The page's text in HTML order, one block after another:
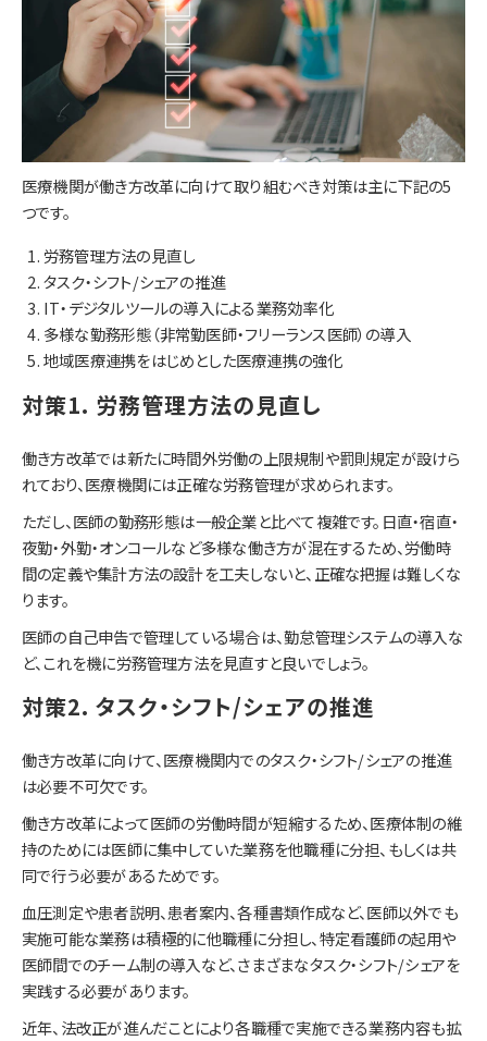
医療機関が働き方改革に向けて取り組むべき対策は主に下記の5
つです。
労務管理方法の見直し
タスク・シフト/シェアの推進
IT・デジタルツールの導入による業務効率化
多様な勤務形態（非常勤医師・フリーランス医師）の導入
地域医療連携をはじめとした医療連携の強化
対策1. 労務管理方法の見直し
働き方改革では新たに時間外労働の上限規制や罰則規定が設けら
れており、医療機関には正確な労務管理が求められます。
ただし、医師の勤務形態は一般企業と比べて複雑です。日直・宿直・
夜勤・外勤・オンコールなど多様な働き方が混在するため、労働時
間の定義や集計方法の設計を工夫しないと、正確な把握は難しくな
ります。
医師の自己申告で管理している場合は、勤怠管理システムの導入な
ど、これを機に労務管理方法を見直すと良いでしょう。
対策2. タスク・シフト/シェアの推進
働き方改革に向けて、医療機関内でのタスク・シフト/シェアの推進
は必要不可欠です。
働き方改革によって医師の労働時間が短縮するため、医療体制の維
持のためには医師に集中していた業務を他職種に分担、もしくは共
同で行う必要があるためです。
血圧測定や患者説明、患者案内、各種書類作成など、医師以外でも
実施可能な業務は積極的に他職種に分担し、特定看護師の起用や
医師間でのチーム制の導入など、さまざまなタスク・シフト/シェアを
実践する必要があります。
近年、法改正が進んだことにより各職種で実施できる業務内容も拡